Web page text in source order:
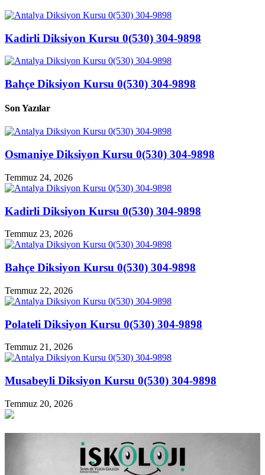
Kadirli Diksiyon Kursu 0(530) 304-9898
Bahçe Diksiyon Kursu 0(530) 304-9898
Son Yazılar
Osmaniye Diksiyon Kursu 0(530) 304-9898
Temmuz 24, 2026
Kadirli Diksiyon Kursu 0(530) 304-9898
Temmuz 23, 2026
Bahçe Diksiyon Kursu 0(530) 304-9898
Temmuz 22, 2026
Polateli Diksiyon Kursu 0(530) 304-9898
Temmuz 21, 2026
Musabeyli Diksiyon Kursu 0(530) 304-9898
Temmuz 20, 2026